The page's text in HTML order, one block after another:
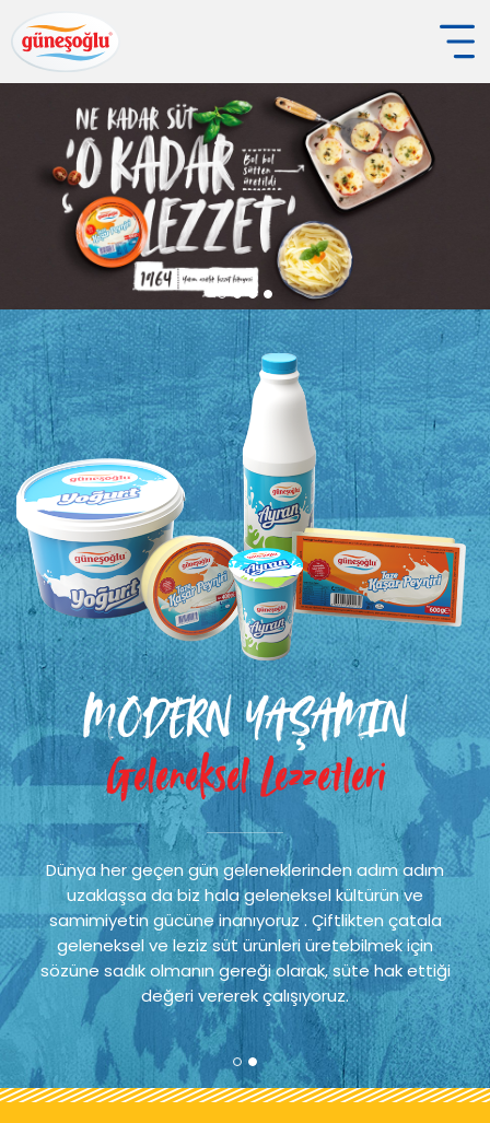
MODERN YAŞAMIN
Geleneksel Lezzetleri
Dünya her geçen gün geleneklerinden adım adım
uzaklaşsa da biz hala geleneksel kültürün ve
samimiyetin gücüne inanıyoruz . Çiftlikten çatala
geleneksel ve leziz süt ürünleri üretebilmek için
sözüne sadık olmanın gereği olarak, süte hak ettiği
değeri vererek çalışıyoruz.